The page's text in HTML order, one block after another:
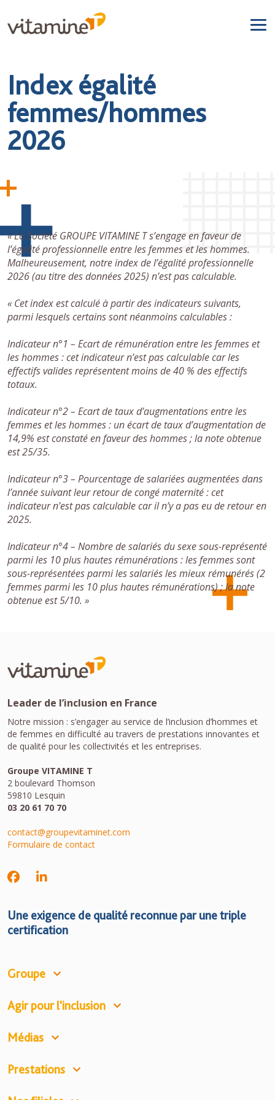
Index égalité
femmes/hommes
2026
«La Société GROUPE VITAMINE T s’engage en faveur de
l’égalité professionnelle entre les femmes et les hommes.
Malheureusement, notre index de l’égalité professionnelle
2026 (au titre des données 2025) n’est pas calculable.
« Cet index est calculé à partir des indicateurs suivants,
parmi lesquels certains sont néanmoins calculables :
Indicateur n°1 – Ecart de rémunération entre les femmes et
les hommes : cet indicateur n’est pas calculable car les
effectifs valides représentent moins de 40 % des effectifs
totaux.
Indicateur n°2 – Ecart de taux d’augmentations entre les
femmes et les hommes : un écart de taux d’augmentation de
14,9% est constaté en faveur des hommes ; la note obtenue
est 25/35.
Indicateur n°3 – Pourcentage de salariées augmentées dans
l’année suivant leur retour de congé maternité : cet
indicateur n’est pas calculable car il n’y a pas eu de retour en
2025.
Indicateur n°4 – Nombre de salariés du sexe sous-représenté
parmi les 10 plus hautes rémunérations : les femmes sont
sous-représentées parmi les salariés les mieux rémunérés (2
femmes parmi les 10 plus hautes rémunérations) ; la note
obtenue est 5/10. »
Leader de l’inclusion en France
Notre mission : s’engager au service de l’inclusion d’hommes et
de femmes en difficulté au travers de prestations innovantes et
de qualité pour les collectivités et les entreprises.
Groupe VITAMINE T
2 boulevard Thomson
59810 Lesquin
03 20 61 70 70
contact@groupevitaminet.com
Formulaire de contact
Une exigence de qualité reconnue par une triple
certification
Groupe
Agir pour l'inclusion
Médias
Prestations